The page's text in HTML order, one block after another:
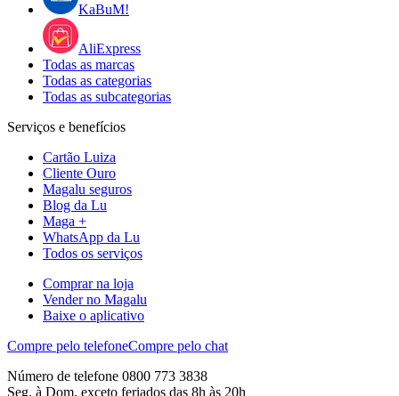
KaBuM!
AliExpress
Todas as marcas
Todas as categorias
Todas as subcategorias
Serviços e benefícios
Cartão Luiza
Cliente Ouro
Magalu seguros
Blog da Lu
Maga +
WhatsApp da Lu
Todos os serviços
Comprar na loja
Vender no Magalu
Baixe o aplicativo
Compre pelo telefoneCompre pelo chat
Número de telefone 0800 773 3838
Seg. à Dom. exceto feriados das 8h às 20h